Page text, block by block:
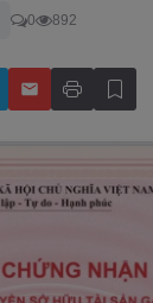
0
892